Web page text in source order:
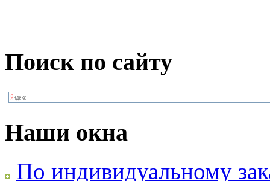
Поиск по сайту
Наши окна
По индивидуальному